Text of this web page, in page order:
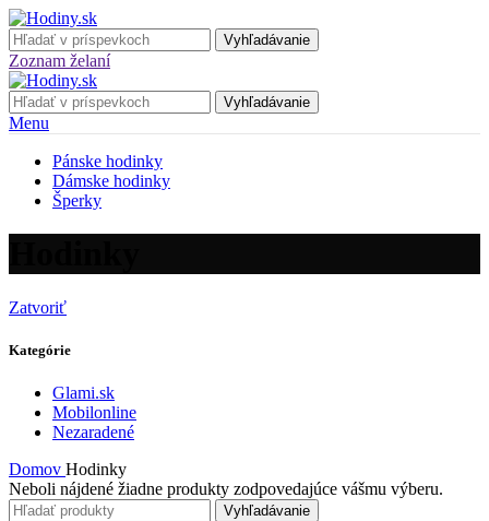
Vyhľadávanie
Zoznam želaní
Vyhľadávanie
Menu
Pánske hodinky
Dámske hodinky
Šperky
Zatvoriť
Kategórie
Glami.sk
Mobilonline
Nezaradené
Domov Hodinky
Neboli nájdené žiadne produkty zodpovedajúce vášmu výberu.
Vyhľadávanie